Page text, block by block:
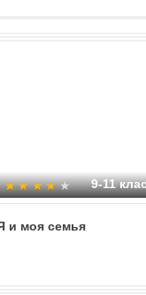
9-11
и моя семья